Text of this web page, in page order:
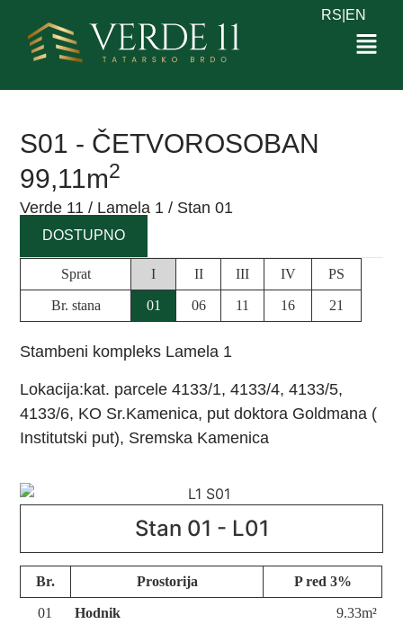
RS EN
S01 - ČETVOROSOBAN
99,11m2
Verde 11 / Lamela 1 / Stan 01
DOSTUPNO
Sprat I II III IV PS
Br. stana 01 06 11 16 21
Stambeni kompleks Lamela 1
Lokacija:kat. parcele 4133/1, 4133/4, 4133/5,
4133/6, KO Sr.Kamenica, put doktora Goldmana (
Institutski put), Sremska Kamenica
Stan 01 - L01
Br. Prostorija P red 3%
01 Hodnik
9.33m²